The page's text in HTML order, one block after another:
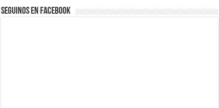
Seguinos en Facebook